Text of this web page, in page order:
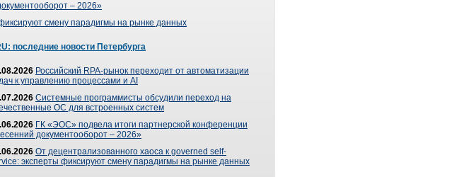
– 2026»
смену парадигмы на рынке данных
последние новости Петербурга
Российский RPA-рынок переходит от автоматизации
к управлению процессами и AI
Системные программисты обсудили переход на
ОС для встроенных систем
ГК «ЭОС» подвела итоги партнерской конференции
документооборот – 2026»
От децентрализованного хаоса к governed self-
эксперты фиксируют смену парадигмы на рынке данных